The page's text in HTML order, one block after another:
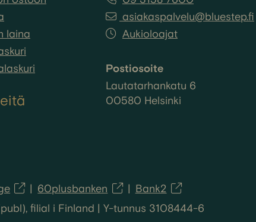
laina
asiakaspalvelu@bluestep.fi
Aukioloajat
Postiosoite
Lautatarhankatu 6
00580 Helsinki
60plusbanken
Bank2
filial i Finland | Y-tunnus 3108444-6